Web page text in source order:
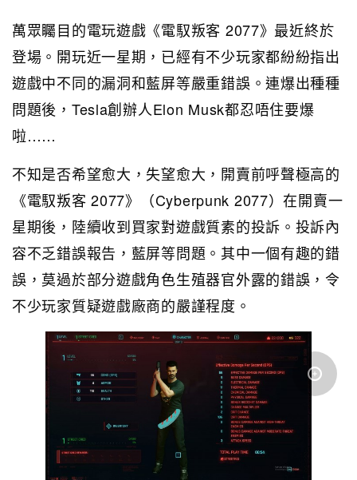
萬眾矚目的電玩遊戲《電馭叛客 2077》最近終於
登場。開玩近一星期，已經有不少玩家都紛紛指出
遊戲中不同的漏洞和藍屏等嚴重錯誤。連爆出種種
問題後，Tesla創辦人Elon Musk都忍唔住要爆
啦……
不知是否希望愈大，失望愈大，開賣前呼聲極高的
《電馭叛客 2077》（Cyberpunk 2077）在開賣一
星期後，陸續收到買家對遊戲質素的投訴。投訴內
容不乏錯誤報告，藍屏等問題。其中一個有趣的錯
誤，莫過於部分遊戲角色生殖器官外露的錯誤，令
不少玩家質疑遊戲廠商的嚴謹程度。